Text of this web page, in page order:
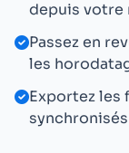
depuis votre
Passez en
les
Exportez les